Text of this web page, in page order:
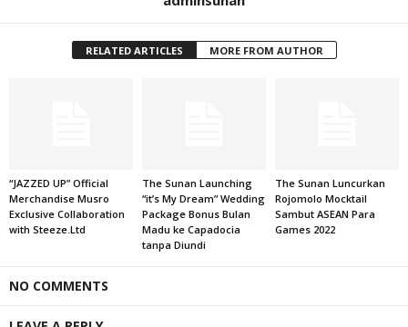
RELATED ARTICLES MORE FROM AUTHOR
“JAZZED UP” Official
Merchandise Musro
Exclusive Collaboration
with Steeze.Ltd
The Sunan Launching
“it’s My Dream” Wedding
Package Bonus Bulan
Madu ke Capadocia
tanpa Diundi
The Sunan Luncurkan
Rojomolo Mocktail
Sambut ASEAN Para
Games 2022
NO COMMENTS